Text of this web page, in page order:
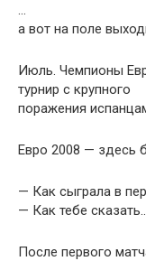
…
а вот на поле
Июль. Чемпионы
турнир с крупного
поражения
Евро 2008 —
— Как сыграла в
— Как тебе
После первого